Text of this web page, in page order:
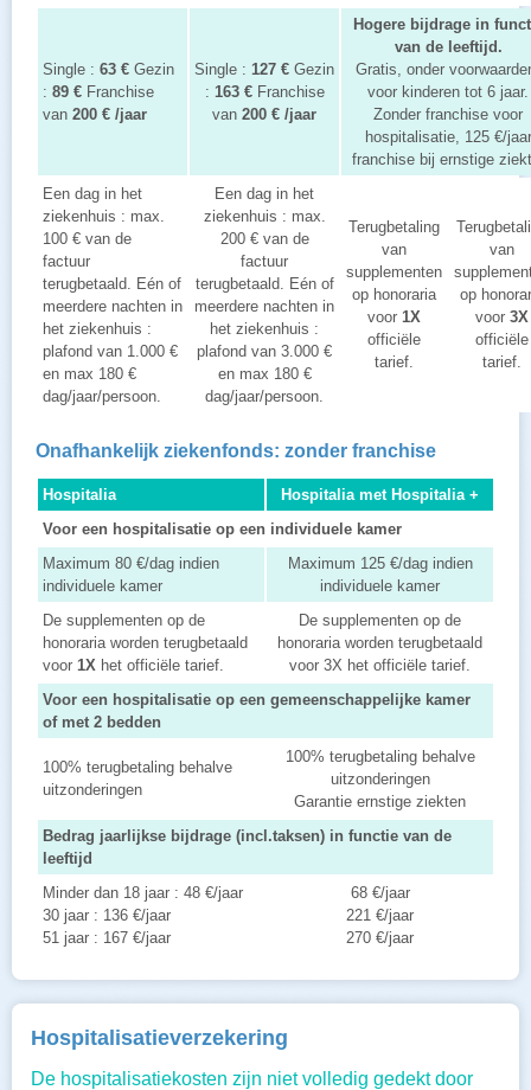
Single : 63 € Gezin
: 89 € Franchise
van 200 € /jaar
Single : 127 € Gezin
: 163 €Franchise
van 200 € /jaar
Hogere bijdrage in
van de leeftijd.
Gratis, onder
voor kinderen tot 6 jaar.
Zonder franchise voor
hospitalisatie, 125 €/jaar
franchise bij ernstige
Een dag in het
ziekenhuis : max.
100 € van de
factuur
terugbetaald. Eén of
meerdere nachten in
het ziekenhuis :
plafond van 1.000 €
en max 180 €
dag/jaar/persoon.
Een dag in het
ziekenhuis : max.
200 € van de
factuur
terugbetaald. Eén of
meerdere nachten in
het ziekenhuis :
plafond van 3.000 €
en max 180 €
dag/jaar/persoon.
Terugbetaling
van
supplementen
op honoraria
voor 1X
officiële
tarief.
van
op
voor 3X
officiële
tarief.
Onafhankelijk ziekenfonds: zonder franchise
Hospitalia
Hospitalia met Hospitalia +
Voor een hospitalisatie op een individuele kamer
Maximum 80 €/dag indien
individuele kamer
Maximum 125 €/dag indien
individuele kamer
De supplementen op de
honoraria worden terugbetaald
voor 1X het officiële tarief.
De supplementen op de
honoraria worden terugbetaald
voor 3X het officiële tarief.
Voor een hospitalisatie op een gemeenschappelijke kamer
of met 2 bedden
100% terugbetaling behalve
uitzonderingen
100% terugbetaling behalve
uitzonderingen
Garantie ernstige ziekten
Bedrag jaarlijkse bijdrage (incl.taksen) in functie van de
leeftijd
Minder dan 18 jaar : 48 €/jaar
30 jaar : 136 €/jaar
51 jaar : 167 €/jaar
68 €/jaar
221 €/jaar
270 €/jaar
Hospitalisatieverzekering
De hospitalisatiekosten zijn niet volledig gedekt door